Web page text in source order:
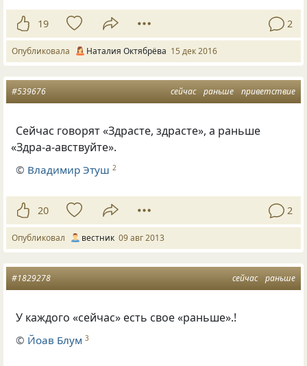
19 2
Опубликовала Наталия Октябрёва 15 дек 2016
сейчас раньше приветствие
#539676
Сейчас говорят«Здрасте, здрасте», а раньше
«Здра-а-авствуйте».
© Владимир Этуш 2
20 2
Опубликовал вестник 09 авг 2013
сейчас раньше
#1829278
У каждого «сейчас» есть свое «раньше».!
© Йоав Блум 3